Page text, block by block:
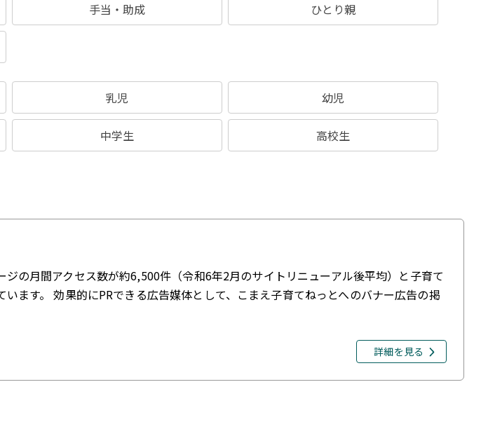
手当・助成 ひとり親
乳児 幼児
中学生 高校生
ジの月間アクセス数が約6,500件（令和6年2月のサイトリニューアル後平均）と子育て
ます。 効果的にPRできる広告媒体として、こまえ子育てねっとへのバナー広告の掲
詳細を見る